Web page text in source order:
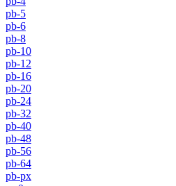
pb-5
pb-6
pb-8
pb-10
pb-12
pb-16
pb-20
pb-24
pb-32
pb-40
pb-48
pb-56
pb-64
pb-px